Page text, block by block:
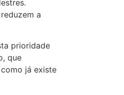
a
prioridade
que
já existe